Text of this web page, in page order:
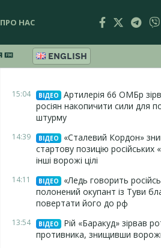
ПРО НАС
ENGLISH
15:04 ВІДЕО
Артилерія 66 ОМБр
росіян накопичити сили для
штурму
14:39 ВІДЕО
«Сталевий Кордон»
стартову позицію російських
інші ворожі цілі
14:11 ВІДЕО
«Ледь говорить
полонений окупант із Туви
повертати його до рф
13:54 ВІДЕО
Рій «Баракуд» зірвав
противника, знищивши